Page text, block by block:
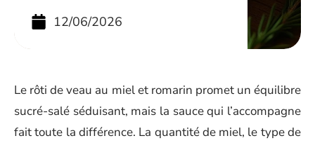
12/06/2026
Le rôti de veau au miel et romarin promet un équilibre
sucré-salé séduisant, mais la sauce qui l’accompagne
fait toute la différence. La quantité de miel, le type de